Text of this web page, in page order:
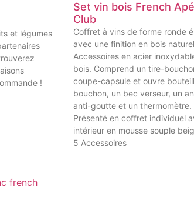
et légumes
!
Set vin bois French
Club
Coffret à vins de forme ronde
avec une finition en bois
Accessoires en acier
bois. Comprend un tire-
coupe-capsule et ouvre
bouchon, un bec verseur, un
anti-goutte et un thermomètre.
Présenté en coffret individuel
intérieur en mousse souple
5 Accessoires